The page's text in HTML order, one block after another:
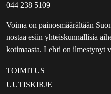
044 238 5109
Voima on painosmäärältään
nostaa esiin yhteiskunnallisia
kotimaasta. Lehti on ilmestynyt
TOIMITUS
UUTISKIRJE